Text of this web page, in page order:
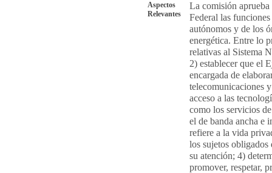
Aspectos
Relevantes
La comisión
Federal las
autónomos y de los
energética. Entre lo
relativas al Sistema
2) establecer que el
encargada de
telecomunicaciones
acceso a las
como los servicios
el de banda ancha e
refiere a la vida
los sujetos obligados
su atención; 4)
promover, respetar,